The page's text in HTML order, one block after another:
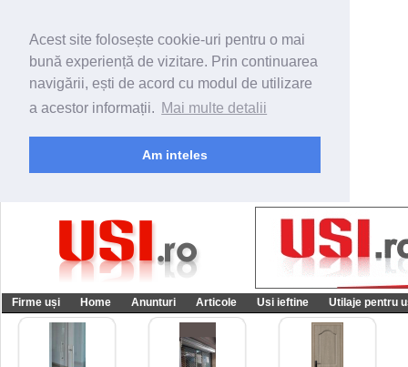
Acest site folosește cookie-uri pentru o mai
bună experiență de vizitare. Prin continuarea
navigării, ești de acord cu modul de utilizare
a acestor informații. Mai multe detalii
Am inteles
Firme uși Home Anunturi Articole Usi ieftine Utilaje pentru